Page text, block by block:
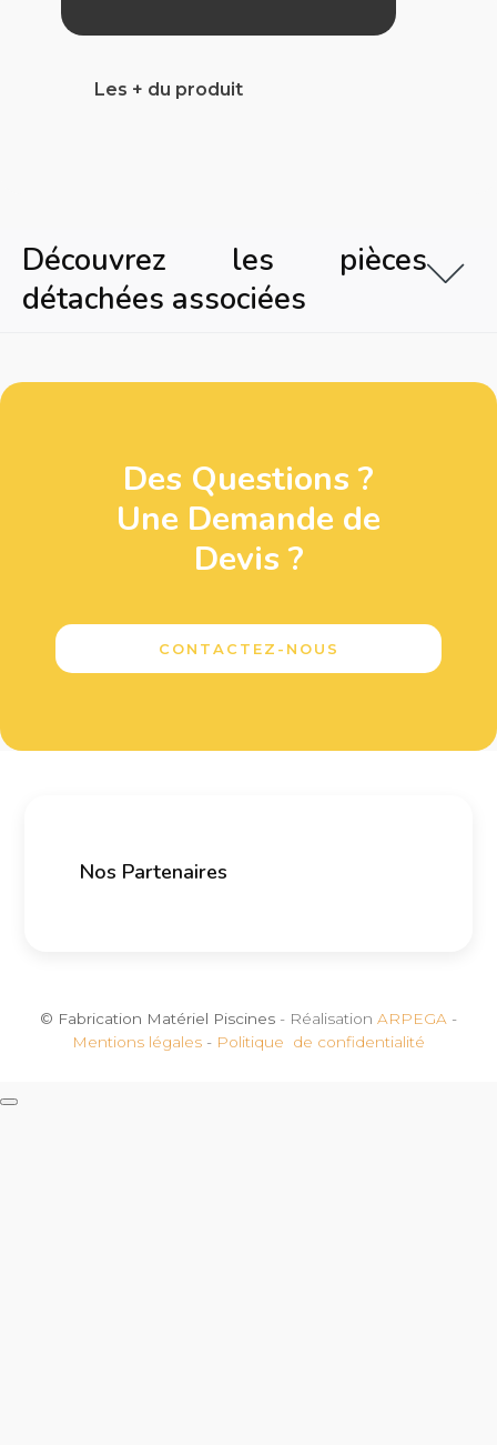
Les + du produit
Découvrez les pièces
détachées associées
Des Questions ?
Une Demande de
Devis ?
CONTACTEZ-NOUS
Nos Partenaires
© Fabrication Matériel Piscines - Réalisation ARPEGA -
Mentions légales - Politique de confidentialité